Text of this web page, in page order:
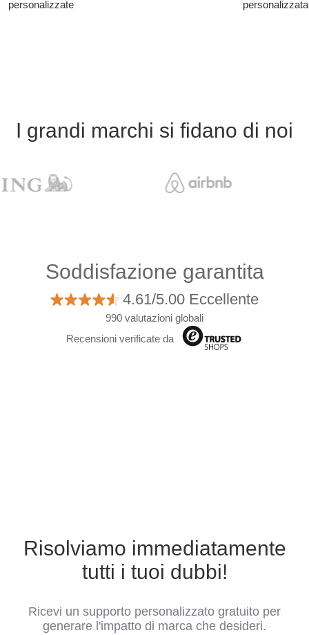
personalizzate personalizzata
I grandi marchi si fidano di noi
Soddisfazione garantita
4.61/5.00 Eccellente
990 valutazioni globali
Recensioni verificate da
Risolviamo immediatamente
tutti i tuoi dubbi!
Ricevi un supporto personalizzato gratuito per
generare l'impatto di marca che desideri.